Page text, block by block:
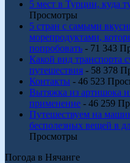
5 мест в Турции, куда
Просмотры
5 стран с самыми
морепродуктами,
попробовать - 71 343
Какой вид транспорта
путешествия - 58 378
Контакты - 46 523
Вытяжка из артишока
применение - 46 259
Путешествуем на
бесполезных вещей в
Просмотры
Погода в Нячанге